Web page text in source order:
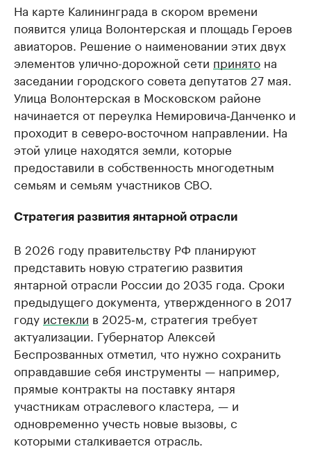
На карте Калининграда в скором времени
появится улица Волонтерская и площадь Героев
авиаторов. Решение о наименовании этих двух
элементов улично-дорожной сети принято на
заседании городского совета депутатов 27 мая.
Улица Волонтерская в Московском районе
начинается от переулка Немировича‑Данченко и
проходит в северо‑восточном направлении. На
этой улице находятся земли, которые
предоставили в собственность многодетным
семьям и семьям участников СВО.
Стратегия развития янтарной отрасли
В 2026 году правительству РФ планируют
представить новую стратегию развития
янтарной отрасли России до 2035 года. Сроки
предыдущего документа, утвержденного в 2017
году истекли в 2025‑м, стратегия требует
актуализации. Губернатор Алексей
Беспрозванных отметил, что нужно сохранить
оправдавшие себя инструменты — например,
прямые контракты на поставку янтаря
участникам отраслевого кластера, — и
одновременно учесть новые вызовы, с
которыми сталкивается отрасль.